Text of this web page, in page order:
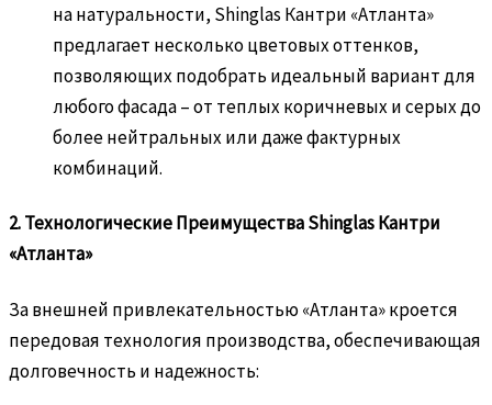
на натуральности, Shinglas Кантри «Атланта»
предлагает несколько цветовых оттенков,
позволяющих подобрать идеальный вариант для
любого фасада – от теплых коричневых и серых до
более нейтральных или даже фактурных
комбинаций.
2. Технологические Преимущества Shinglas Кантри
«Атланта»
За внешней привлекательностью «Атланта» кроется
передовая технология производства, обеспечивающая
долговечность и надежность: